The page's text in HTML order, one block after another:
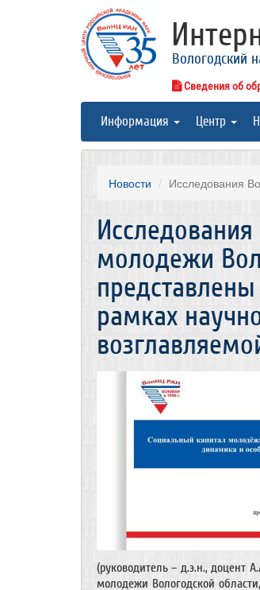
Вологодский
Сведения об
Информация Центр
Новости Исследования
молодежи
рамках
(руководитель – д.э.н., доцент
молодежи Вологодской